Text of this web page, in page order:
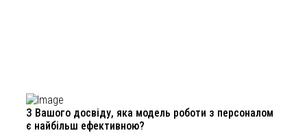
З Вашого досвіду, яка модель роботи з персоналом
є найбільш ефективною?